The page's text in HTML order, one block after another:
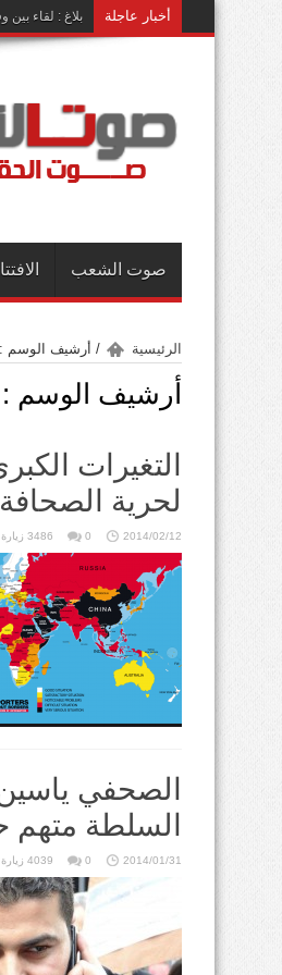
أخبار عاجلة بلاغ : لقاء
صوت الشعب
الرئيسية / أرشيف الوسم
أرشيف الوسم :
لحرية الصحافة
2014/02/12
0 3486 زيارة
الصحفي
السلطة متهم
2014/01/31
0 4039 زيارة